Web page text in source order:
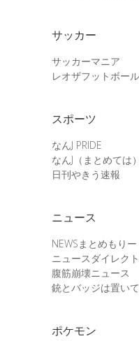
サッカー
サッカーマニア
レオザフットボー
スポーツ
なんJ PRIDE
なんJ（まとめては
日刊やきう速報
ニュース
NEWSまとめもりー
ニュースダイレクト
腹筋崩壊ニュース
銃とバッジは置い
ポケモン